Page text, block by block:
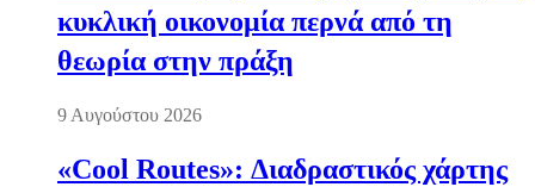
κυκλική οικονομία περνά από τη
θεωρία στην πράξη
9 Αυγούστου 2026
«Cool Routes»: Διαδραστικός χάρτης